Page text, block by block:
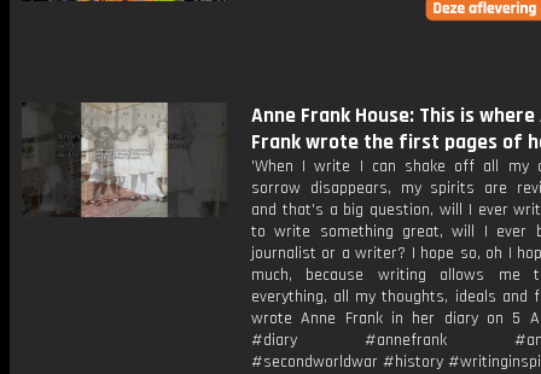
Anne Frank House: This is where
Frank wrote the first pages of
'When I write I can shake off all my
sorrow disappears, my spirits are
and that's a big question, will I ever
to write something great, will I ever
journalist or a writer? I hope so, oh I
much, because writing allows me
everything, all my thoughts, ideals and
wrote Anne Frank in her diary on 5
#diary #annefrank
#secondworldwar #history